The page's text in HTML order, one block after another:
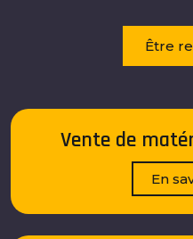
Être
Vente de
En